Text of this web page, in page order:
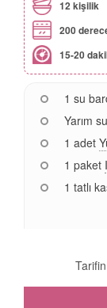
12 kişilik
200
15-20
1 su
Yarım
1 adet
1 paket
1 tatlı